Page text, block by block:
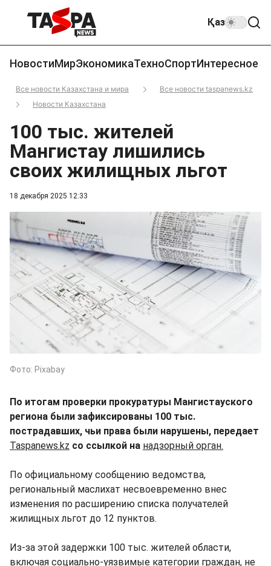
Қаз
НовостиМирЭкономикаТехноСпортИнтересное
Все новости Казахстана и мира
Все новости taspanews.kz
Новости Казахстана
18 декабря 2025 12:33
100 тыс. жителей
Мангистау лишились
своих жилищных льгот
Фото: Pixabay
По итогам проверки прокуратуры Мангистауского
региона были зафиксированы 100 тыс.
пострадавших, чьи права были нарушены, передает
Taspanews.kz со ссылкой на надзорный орган.
По официальному сообщению ведомства,
региональный маслихат несвоевременно внес
изменения по расширению списка получателей
жилищных льгот до 12 пунктов.
Из-за этой задержки 100 тыс. жителей области,
включая социально-уязвимые категории граждан, не